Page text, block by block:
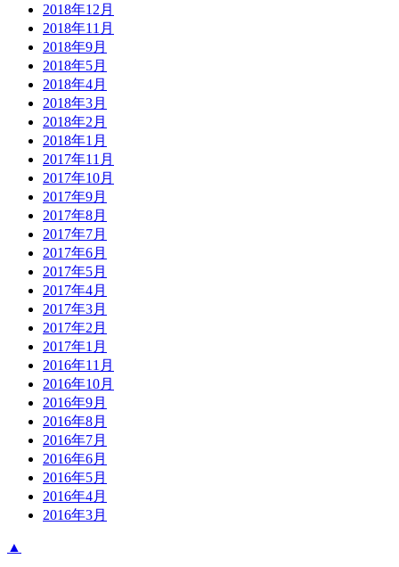
2018年12月
2018年11月
2018年9月
2018年5月
2018年4月
2018年3月
2018年2月
2018年1月
2017年11月
2017年10月
2017年9月
2017年8月
2017年7月
2017年6月
2017年5月
2017年4月
2017年3月
2017年2月
2017年1月
2016年11月
2016年10月
2016年9月
2016年8月
2016年7月
2016年6月
2016年5月
2016年4月
2016年3月
▲